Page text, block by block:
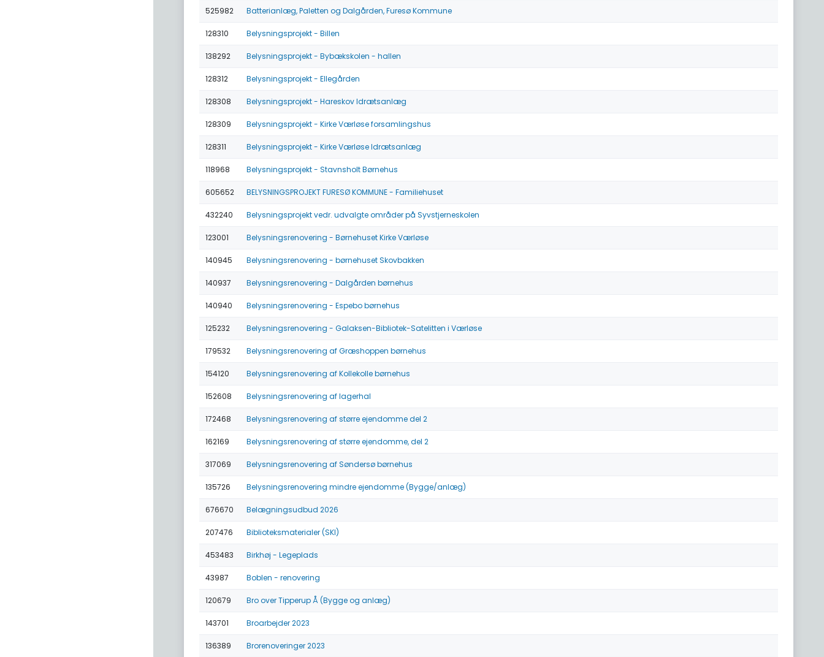
525982 Batterianlæg, Paletten og Dalgården, Furesø Kommune
128310 Belysningsprojekt - Billen
138292 Belysningsprojekt - Bybækskolen - hallen
128312 Belysningsprojekt - Ellegården
128308 Belysningsprojekt - Hareskov Idrætsanlæg
128309 Belysningsprojekt - Kirke Værløse forsamlingshus
128311 Belysningsprojekt - Kirke Værløse Idrætsanlæg
118968 Belysningsprojekt - Stavnsholt Børnehus
605652 BELYSNINGSPROJEKT FURESØ KOMMUNE - Familiehuset
432240 Belysningsprojekt vedr. udvalgte områder på Syvstjerneskolen
123001 Belysningsrenovering - Børnehuset Kirke Værløse
140945 Belysningsrenovering - børnehuset Skovbakken
140937 Belysningsrenovering - Dalgården børnehus
140940 Belysningsrenovering - Espebo børnehus
125232 Belysningsrenovering - Galaksen-Bibliotek-Satelitten i Værløse
179532 Belysningsrenovering af Græshoppen børnehus
154120 Belysningsrenovering af Kollekolle børnehus
152608 Belysningsrenovering af lagerhal
172468 Belysningsrenovering af større ejendomme del 2
162169 Belysningsrenovering af større ejendomme, del 2
317069 Belysningsrenovering af Søndersø børnehus
135726 Belysningsrenovering mindre ejendomme (Bygge/anlæg)
676670 Belægningsudbud 2026
207476 Biblioteksmaterialer (SKI)
453483 Birkhøj - Legeplads
43987 Boblen - renovering
120679 Bro over Tipperup Å (Bygge og anlæg)
143701 Broarbejder 2023
136389 Brorenoveringer 2023